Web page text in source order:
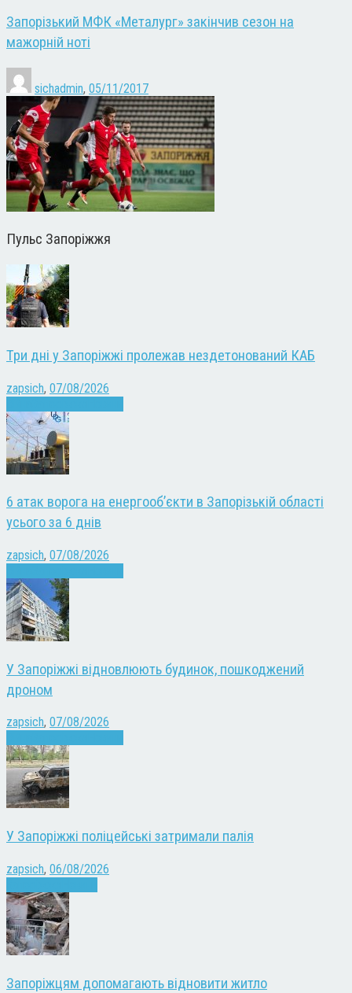
Запорізький МФК «Металург» закінчив сезон на
мажорній ноті
sichadmin, 05/11/2017
Пульс Запоріжжя
Три дні у Запоріжжі пролежав нездетонований КАБ
zapsich, 07/08/2026
6 атак ворога на енергооб’єкти в Запорізькій області
усього за 6 днів
zapsich, 07/08/2026
У Запоріжжі відновлюють будинок, пошкоджений
дроном
zapsich, 07/08/2026
У Запоріжжі поліцейські затримали палія
zapsich, 06/08/2026
Запоріжцям допомагають відновити житло